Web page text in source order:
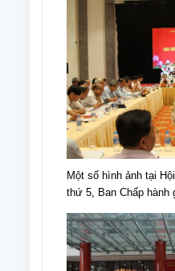
Ngày NCT Việt Nam
Một số hình ảnh tại
thứ 5, Ban Chấp hành